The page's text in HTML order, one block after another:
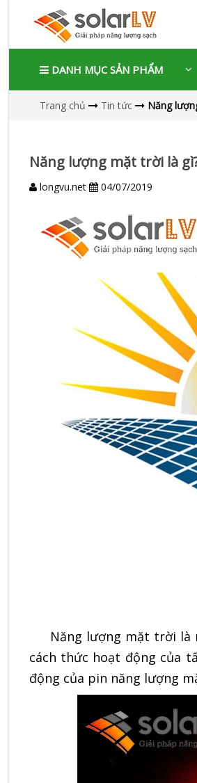
DANH MỤC SẢN PHẨM
Trang chủ Tin tức Năng
Năng lượng mặt trời là
longvu.net 04/07/2019
Năng lượng mặt trời là
cách thức hoạt động của
động của pin năng lượng